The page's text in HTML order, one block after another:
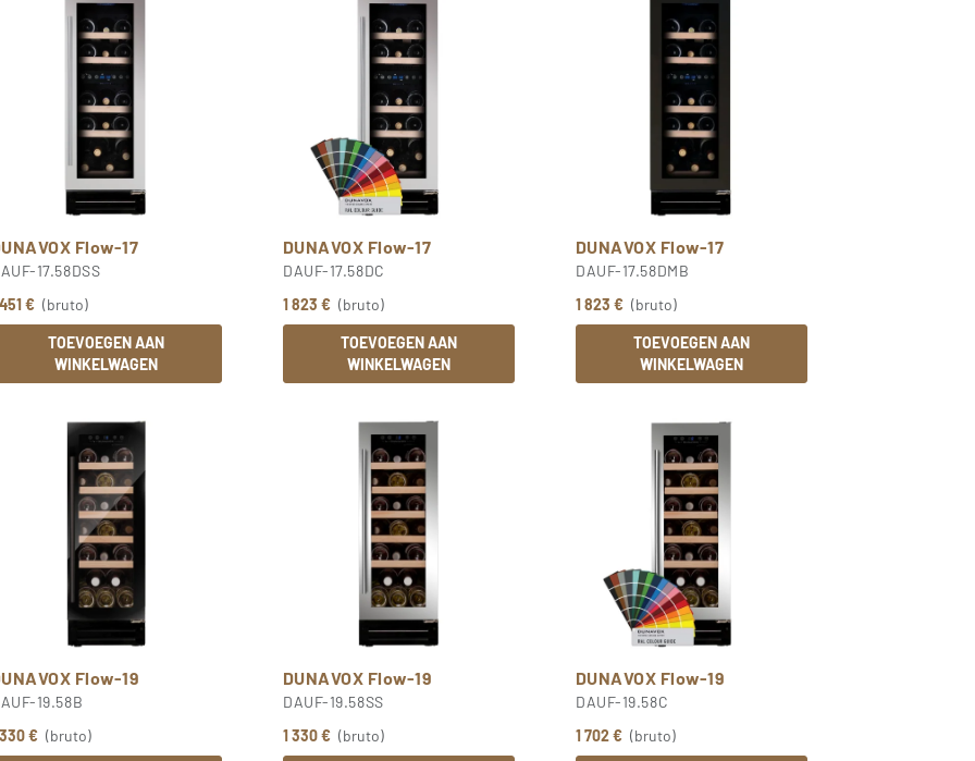
Flow-17
17.58DSS
€ (bruto)
TOEVOEGEN AAN
WINKELWAGEN
DUNAVOX Flow-17
DAUF-17.58DC
1 823 € (bruto)
TOEVOEGEN AAN
WINKELWAGEN
DUNAVOX Flow-17
DAUF-17.58DMB
1 823 € (bruto)
TOEVOEGEN AAN
WINKELWAGEN
Flow-19
19.58B
€ (bruto)
DUNAVOX Flow-19
DAUF-19.58SS
1 330 € (bruto)
DUNAVOX Flow-19
DAUF-19.58C
1 702 € (bruto)